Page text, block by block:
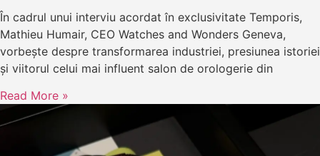
În cadrul unui interviu acordat în exclusivitate Temporis,
Mathieu Humair, CEO Watches and Wonders Geneva,
vorbește despre transformarea industriei, presiunea istoriei
și viitorul celui mai influent salon de orologerie din
Read More »